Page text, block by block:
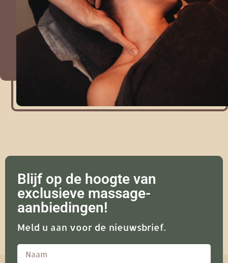
Blijf op de hoogte van
exclusieve massage-
aanbiedingen!
Meld u aan voor de nieuwsbrief.